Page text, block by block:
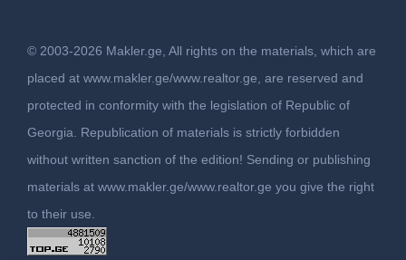
© 2003-2026 Makler.ge, All rights on the materials, which are
placed at www.makler.ge/www.realtor.ge, are reserved and
protected in conformity with the legislation of Republic of
Georgia. Republication of materials is strictly forbidden
without written sanction of the edition! Sending or publishing
materials at www.makler.ge/www.realtor.ge you give the right
to their use.